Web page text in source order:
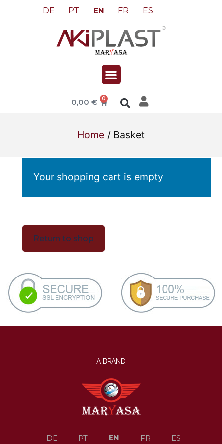
DE PT EN FR ES
0,00€ 0
Home / Basket
Your shopping cart is empty
Return to shop
A BRAND
DE PT EN FR ES